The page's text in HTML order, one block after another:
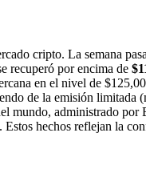
cripto. La semana
recuperó por encima de
en el nivel de
de la emisión
mundo, administrado
hechos reflejan la